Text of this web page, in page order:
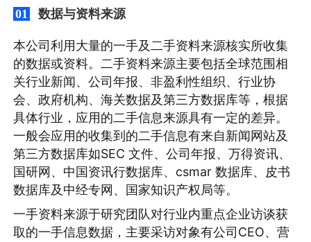
01 数据与资料来源
本公司利用大量的一手及二手资料来源核实所收集
的数据或资料。二手资料来源主要包括全球范围相
关行业新闻、公司年报、非盈利性组织、行业协
会、政府机构、海关数据及第三方数据库等，根据
具体行业，应用的二手信息来源具有一定的差异。
一般会应用的收集到的二手信息有来自新闻网站及
第三方数据库如SEC 文件、公司年报、万得资讯、
国研网、中国资讯行数据库、csmar 数据库、皮书
数据库及中经专网、国家知识产权局等。
一手资料来源于研究团队对行业内重点企业访谈获
取的一手信息数据，主要采访对象有公司CEO、营